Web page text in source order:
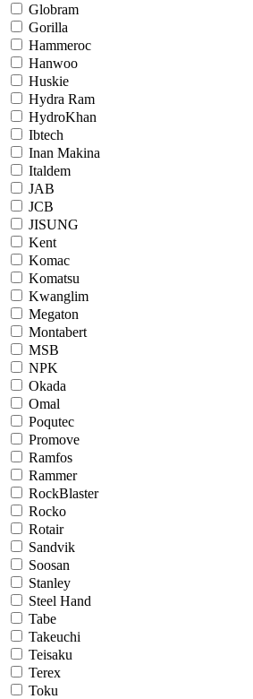
Globram
Gorilla
Hammeroc
Hanwoo
Huskie
Hydra Ram
HydroKhan
Ibtech
Inan Makina
Italdem
JAB
JCB
JISUNG
Kent
Komac
Komatsu
Kwanglim
Megaton
Montabert
MSB
NPK
Okada
Omal
Poqutec
Promove
Ramfos
Rammer
RockBlaster
Rocko
Rotair
Sandvik
Soosan
Stanley
Steel Hand
Tabe
Takeuchi
Teisaku
Terex
Toku